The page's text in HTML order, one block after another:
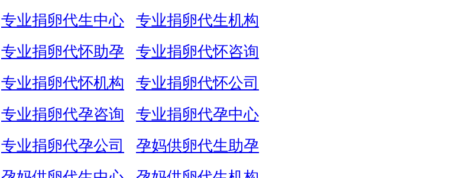
专业捐卵代生中心
专业捐卵代生机构
专业捐卵代怀助孕
专业捐卵代怀咨询
专业捐卵代怀机构
专业捐卵代怀公司
专业捐卵代孕咨询
专业捐卵代孕中心
专业捐卵代孕公司
孕妈供卵代生助孕